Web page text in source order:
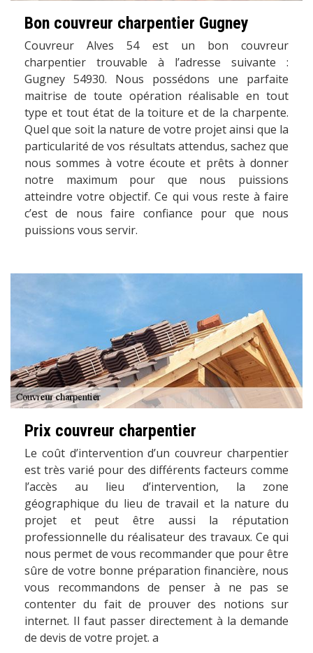
Bon couvreur charpentier Gugney
Couvreur Alves 54 est un bon couvreur
charpentier trouvable à l’adresse suivante :
Gugney 54930. Nous possédons une parfaite
maitrise de toute opération réalisable en tout
type et tout état de la toiture et de la charpente.
Quel que soit la nature de votre projet ainsi que la
particularité de vos résultats attendus, sachez que
nous sommes à votre écoute et prêts à donner
notre maximum pour que nous puissions
atteindre votre objectif. Ce qui vous reste à faire
c’est de nous faire confiance pour que nous
puissions vous servir.
Prix couvreur charpentier
Le coût d’intervention d’un couvreur charpentier
est très varié pour des différents facteurs comme
l’accès au lieu d’intervention, la zone
géographique du lieu de travail et la nature du
projet et peut être aussi la réputation
professionnelle du réalisateur des travaux. Ce qui
nous permet de vous recommander que pour être
sûre de votre bonne préparation financière, nous
vous recommandons de penser à ne pas se
contenter du fait de prouver des notions sur
internet. Il faut passer directement à la demande
de devis de votre projet. a